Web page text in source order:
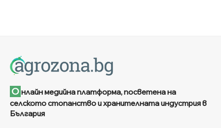
О нлайн медийна платформа, посветена на
селското стопанство и хранителната индустрия в
България